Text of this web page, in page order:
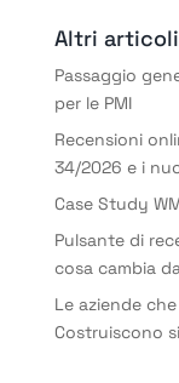
Altri
Passaggio
per le PMI
Recensioni
34/2026 e i
Case Study
Pulsante di
cosa cambia
Le aziende
Costruiscono